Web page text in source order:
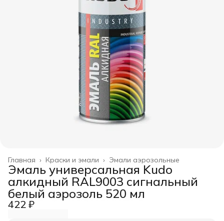
Эмали аэрозольные
Краски и эмали ›
Главная ›
Эмаль универсальная Kudo
алкидный RAL9003 сигнальный
белый аэрозоль 520 мл
422 ₽